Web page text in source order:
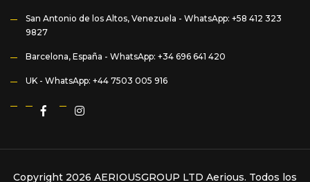
San Antonio de los Altos, Venezuela - WhatsApp: +58 412 323
9827
Barcelona, España - WhatsApp: +34 696 641 420
UK - WhatsApp: +44 7503 005 916
Copyright 2026 AERIOUSGROUP LTD Aerious. Todos los